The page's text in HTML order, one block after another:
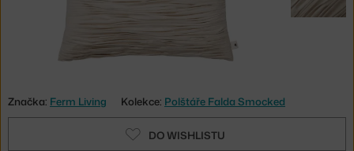
Značka: Ferm Living Kolekce: Polštáře Falda Smocked
DO WISHLISTU